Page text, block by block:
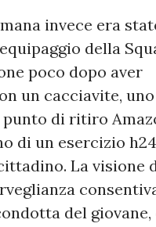
invece era
della
poco dopo aver
un cacciavite, uno
di ritiro
di un esercizio
La visione
del giovane,